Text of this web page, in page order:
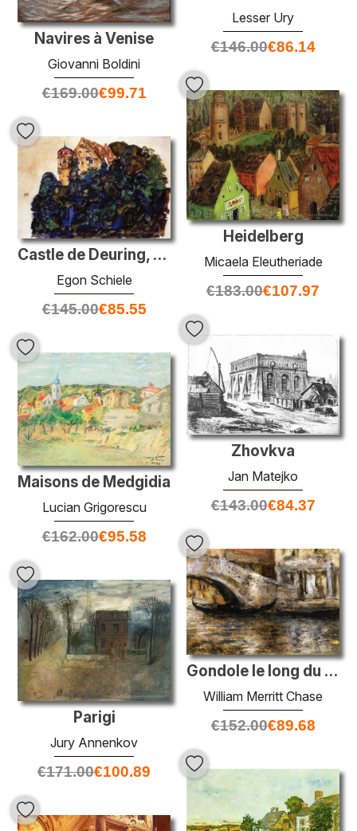
Lesser Ury
€146.00€86.14
Navires à Venise
Giovanni Boldini
€169.00€99.71
Heidelberg
Micaela Eleutheriade
€183.00€107.97
Castle de Deuring, Bregenz
Egon Schiele
€145.00€85.55
Zhovkva
Jan Matejko
€143.00€84.37
Maisons de Medgidia
Lucian Grigorescu
€162.00€95.58
Gondole le long du canal vénitien (alias la gondole à Venise)
William Merritt Chase
€152.00€89.68
Parigi
Jury Annenkov
€171.00€100.89